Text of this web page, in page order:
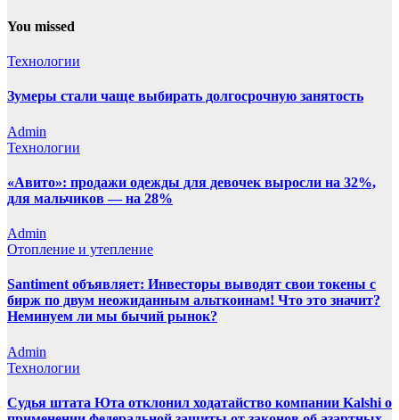
You missed
Технологии
Зумеры стали чаще выбирать долгосрочную занятость
Admin
Технологии
«Авито»: продажи одежды для девочек выросли на 32%,
для мальчиков — на 28%
Admin
Отопление и утепление
Santiment объявляет: Инвесторы выводят свои токены с
бирж по двум неожиданным альткоинам! Что это значит?
Неминуем ли мы бычий рынок?
Admin
Технологии
Судья штата Юта отклонил ходатайство компании Kalshi о